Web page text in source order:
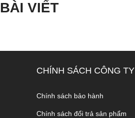
BÀI VIẾT
CHÍNH SÁCH CÔNG TY
Chính sách bảo hành
Chính sách đổi trả sản phẩm